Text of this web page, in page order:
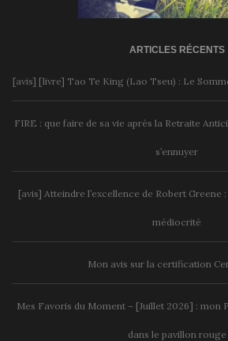
ARTICLES RÉCENTS
[avis] [livre] Tao Te King (Lao Tseu) : Le
FIRE : que faire de sa vie après la Retraite
s’ennuyer
[avis] Atteindre l’excellence de Robert Greene
médiocrité
Mon avis sur la certification
Mes Favoris du Moment – [Juillet 2026] : mon
dans le pavillon rouge